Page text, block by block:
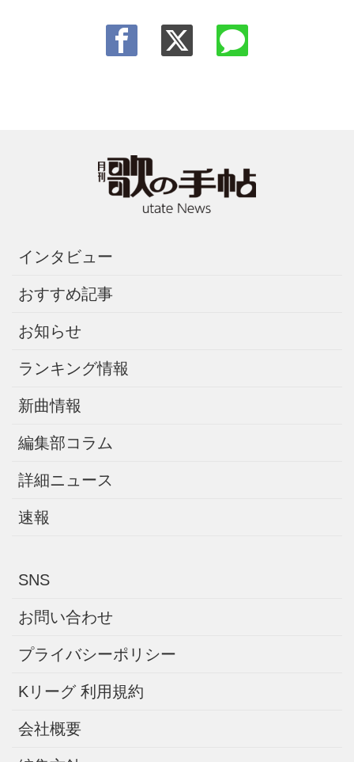
インタビュー
おすすめ記事
お知らせ
ランキング情報
新曲情報
編集部コラム
詳細ニュース
速報
SNS
お問い合わせ
プライバシーポリシー
Kリーグ 利用規約
会社概要